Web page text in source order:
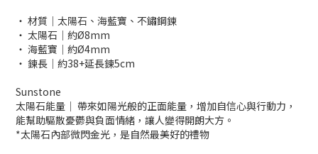
‧ 材質│太陽石、海藍寶、不鏽鋼鍊
‧ 太陽石│約Ø8mm
‧ 海藍寶│約Ø4mm
‧ 鍊長│約38+延長鍊5cm
Sunstone
太陽石能量│ 帶來如陽光般的正面能量，增加自信心與行動力，
能幫助驅散憂鬱與負面情緒，讓人變得開朗大方。
*太陽石內部微閃金光，是自然最美好的禮物